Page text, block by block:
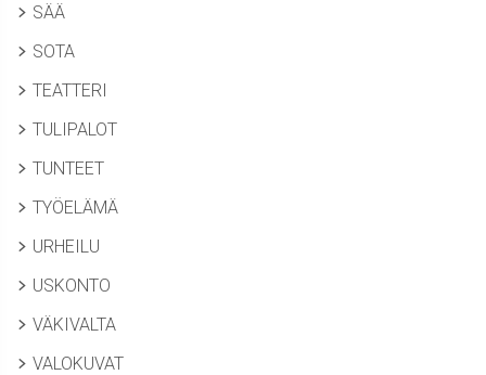
SÄÄ
SOTA
TEATTERI
TULIPALOT
TUNTEET
TYÖELÄMÄ
URHEILU
USKONTO
VÄKIVALTA
VALOKUVAT